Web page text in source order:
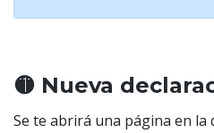
🟡 Nueva
Se te abrirá una página en